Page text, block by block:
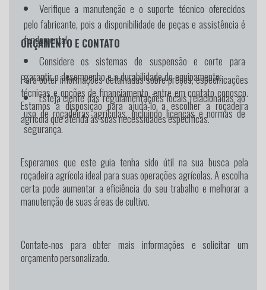
Verifique a manutenção e o suporte técnico oferecidos
pelo fabricante, pois a disponibilidade de peças e assistência é
fundamental.
Considere os sistemas de suspensão e corte para
garantir o desempenho e a durabilidade do equipamento.
Esteja ciente das regulamentações locais relacionadas ao
uso de roçadeiras agrícolas, incluindo licenças e normas de
segurança.
ORÇAMENTO E CONTATO
Para obter informações detalhadas sobre preços, especificações
técnicas e opções de financiamento, entre em contato conosco.
Estamos à disposição para ajudá-lo a escolher a roçadeira
agrícola que atenda às suas necessidades específicas.
Esperamos que este guia tenha sido útil na sua busca pela
roçadeira agrícola ideal para suas operações agrícolas. A escolha
certa pode aumentar a eficiência do seu trabalho e melhorar a
manutenção de suas áreas de cultivo.
Contate-nos para obter mais informações e solicitar um
orçamento personalizado.